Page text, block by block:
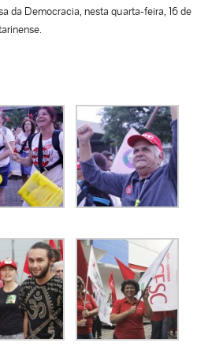
da Democracia, nesta quarta-feira, 16 de